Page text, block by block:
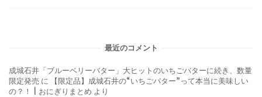
最近のコメント
成城石井「ブルーベリーバター」大ヒットのいちごバターに続き、数量
限定発売 に
【限定品】成城石井の“いちごバター”って本当に美味しい
の？！ | おにぎりまとめ より